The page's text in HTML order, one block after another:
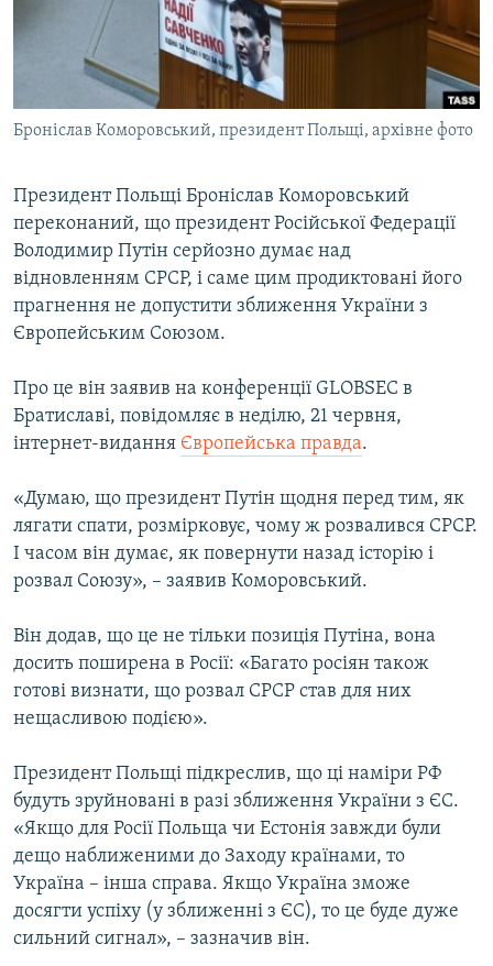
ВІДЕОУРОКИ «ELIFBE»
СВІДЧЕННЯ ОКУПАЦІЇ
УКРАЇНСЬКА ПРОБЛЕМА КРИМУ
ІНФОГРАФІКА
Русский
Qırımtatar
ДОЛУЧАЙСЯ!
Усі сайти RFE/RL
Броніслав Коморовський, президент Польщі, архівне фото
Президент Польщі Броніслав Коморовський
переконаний, що президент Російської Федерації
Володимир Путін серйозно думає над
відновленням СРСР, і саме цим продиктовані його
прагнення не допустити зближення України з
Європейським Союзом.
Про це він заявив на конференції GLOBSEC в
Братиславі, повідомляє в неділю, 21 червня,
інтернет-видання Європейська правда.
«Думаю, що президент Путін щодня перед тим, як
лягати спати, розмірковує, чому ж розвалився СРСР.
І часом він думає, як повернути назад історію і
розвал Союзу», – заявив Коморовський.
Він додав, що це не тільки позиція Путіна, вона
досить поширена в Росії: «Багато росіян також
готові визнати, що розвал СРСР став для них
нещасливою подією».
Президент Польщі підкреслив, що ці наміри РФ
будуть зруйновані в разі зближення України з ЄС.
«Якщо для Росії Польща чи Естонія завжди були
дещо наближеними до Заходу країнами, то
Україна – інша справа. Якщо Україна зможе
досягти успіху (у зближенні з ЄС), то це буде дуже
сильний сигнал», – зазначив він.